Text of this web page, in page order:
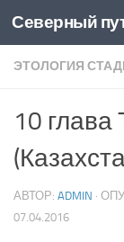
Skip to content
Северный
ЭТОЛОГИЯ
10 глава
АВТОР: ADMIN ·
07.04.2016